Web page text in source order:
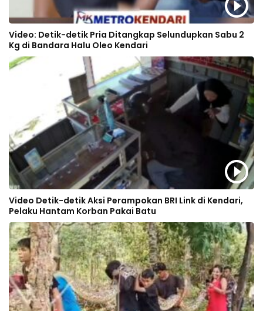
Video: Detik-detik Pria Ditangkap Selundupkan Sabu 2
Kg di Bandara Halu Oleo Kendari
Video Detik-detik Aksi Perampokan BRI Link di Kendari,
Pelaku Hantam Korban Pakai Batu